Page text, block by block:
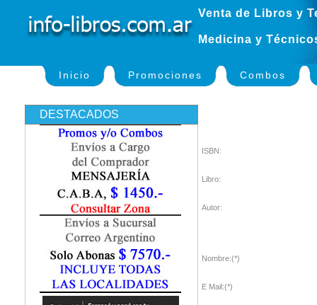
Venta de Libros y
Medicina y
Inicio Promociones Combos
DESTACADOS
ISBN:
Libro:
Autor:
Nombre:(*)
E Mail:(*)